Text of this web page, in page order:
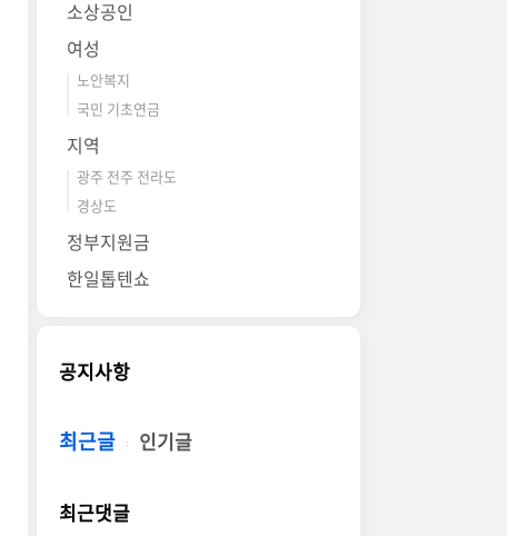
소상공인
여성
노안복지
국민 기초연금
지역
광주 전주 전라도
경상도
정부지원금
한일톱텐쇼
공지사항
최근글 인기글
최근댓글